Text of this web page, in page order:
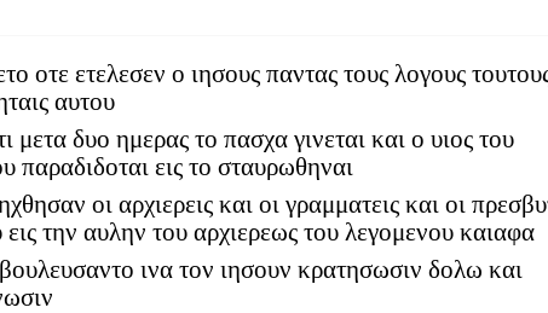
οτε ετελεσεν ο ιησους παντας τους λογους
αυτου
μετα δυο ημερας το πασχα γινεται και ο υιος του
παραδιδοται εις το σταυρωθηναι
οι αρχιερεις και οι γραμματεις και οι
την αυλην του αρχιερεως του λεγομενου καιαφα
ινα τον ιησουν κρατησωσιν δολω και